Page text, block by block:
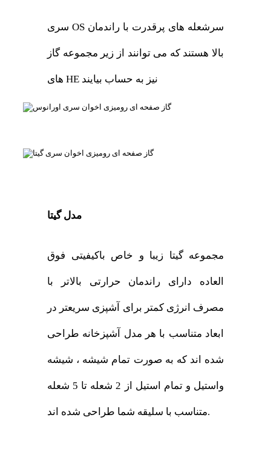
سری OS سرشعله های پرقدرت با راندمان
بالا هستند که می توانند از زیر مجموعه گاز
های HE نیز به حساب بیایند
مدل گیتا
مجموعه گیتا زیبا و خاص باکیفیتی فوق
العاده دارای راندمان حرارتی بالاتر با
مصرف انرژی کمتر برای آشپزی سریعتر در
ابعاد متناسب با هر مدل آشپزخانه طراحی
شده اند که به صورت تمام شیشه ، شیشه
واستیل و تمام استیل از 2 شعله تا 5 شعله
متناسب با سلیقه شما طراحی شده اند.